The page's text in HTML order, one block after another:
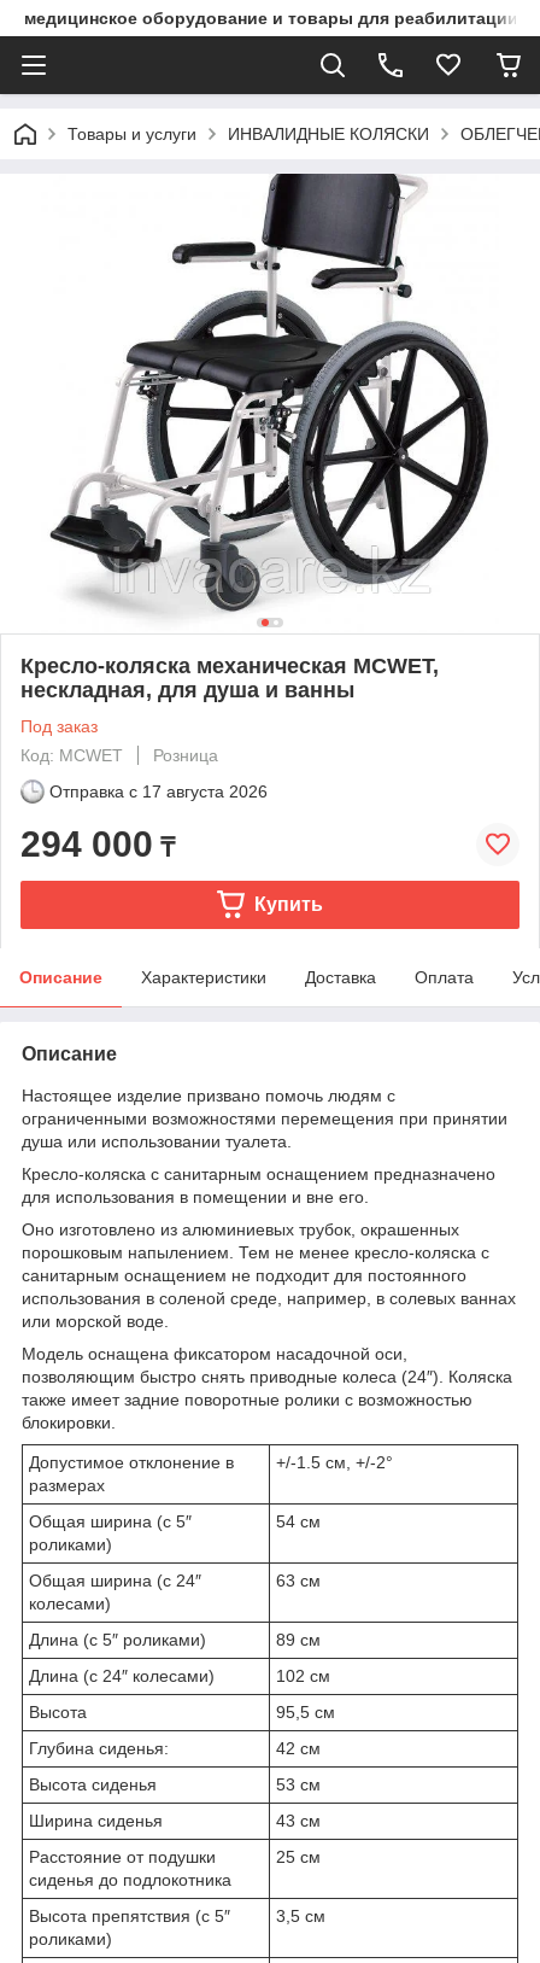
медицинское оборудование и товары для реабилитации
Товары и услуги ИНВАЛИДНЫЕ КОЛЯСКИ
Кресло-коляска механическая MCWET,
нескладная, для душа и ванны
Под заказ
Код: MCWET
Розница
Отправка с 17 августа 2026
294 000 ₸
Купить
Описание Характеристики Доставка Оплата
Описание
Настоящее изделие призвано помочь людям с
ограниченными возможностями перемещения при принятии
душа или использовании туалета.
Кресло-коляска с санитарным оснащением предназначено
для использования в помещении и вне его.
Оно изготовлено из алюминиевых трубок, окрашенных
порошковым напылением. Тем не менее кресло-коляска с
санитарным оснащением не подходит для постоянного
использования в соленой среде, например, в солевых ваннах
или морской воде.
Модель оснащена фиксатором насадочной оси,
позволяющим быстро снять приводные колеса (24″). Коляска
также имеет задние поворотные ролики с возможностью
блокировки.
Допустимое отклонение в
размерах
+/-1.5 см, +/-2°
Общая ширина (с 5″
роликами)
54 см
Общая ширина (с 24″
колесами)
63 см
Длина (с 5″ роликами)
89 см
Длина (с 24″ колесами)
102 см
Высота
95,5 см
Глубина сиденья:
42 cм
Высота сиденья
53 см
Ширина сиденья
43 см
Расстояние от подушки
сиденья до подлокотника
25 см
Высота препятствия (с 5″
роликами)
3,5 см